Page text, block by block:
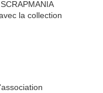
la collection